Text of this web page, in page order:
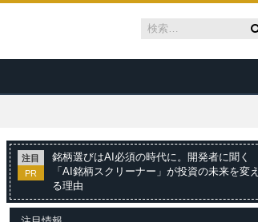
注目
PR
銘柄選びはAI必須の時代に。開発者に聞く
「AI銘柄スクリーナー」が投資の未来を変え
る理由